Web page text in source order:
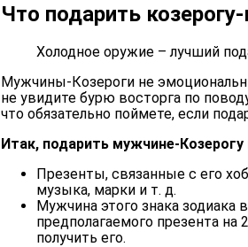
Что подарить
Холодное оружие – лучший
Мужчины-Козероги не
не увидите бурю восторга по
что обязательно поймете, если
Итак, подарить мужчине-
Презенты, связанные с его
музыка, марки и т. д.
Мужчина этого знака зодиака
предполагаемого презента
получить его.